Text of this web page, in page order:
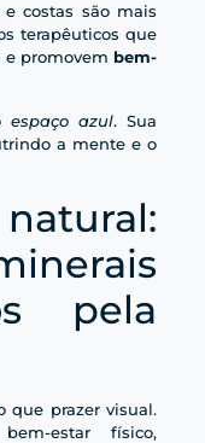
costas são mais
terapêuticos que
e promovem bem-
espaço azul. Sua
a mente e o
pela
que prazer visual.
estar físico,